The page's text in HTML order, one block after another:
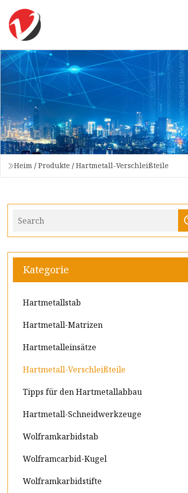
Heim / Produkte / Hartmetall-Verschleißteile
Kategorie
Hartmetallstab
Hartmetall-Matrizen
Hartmetalleinsätze
Hartmetall-Verschleißteile
Tipps für den Hartmetallabbau
Hartmetall-Schneidwerkzeuge
Wolframkarbidstab
Wolframcarbid-Kugel
Wolframkarbidstifte